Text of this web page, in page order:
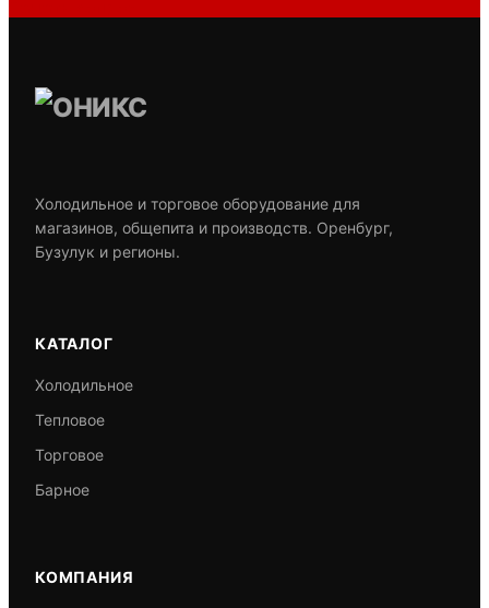
Холодильное и торговое оборудование для
магазинов, общепита и производств. Оренбург,
Бузулук и регионы.
КАТАЛОГ
Холодильное
Тепловое
Торговое
Барное
КОМПАНИЯ